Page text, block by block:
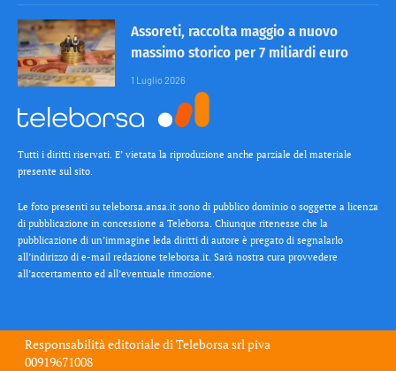
Assoreti, raccolta maggio a nuovo
massimo storico per 7 miliardi euro
1 Luglio 2026
Tutti i diritti riservati. E’ vietata la riproduzione anche parziale del materiale
presente sul sito.
Le foto presenti su teleborsa.ansa.it sono di pubblico dominio o soggette a licenza
di pubblicazione in concessione a Teleborsa. Chiunque ritenesse che la
pubblicazione di un’immagine leda diritti di autore è pregato di segnalarlo
all’indirizzo di e-mail redazione teleborsa.it. Sarà nostra cura provvedere
all’accertamento ed all’eventuale rimozione.
Responsabilità editoriale diTeleborsa srlpiva
00919671008